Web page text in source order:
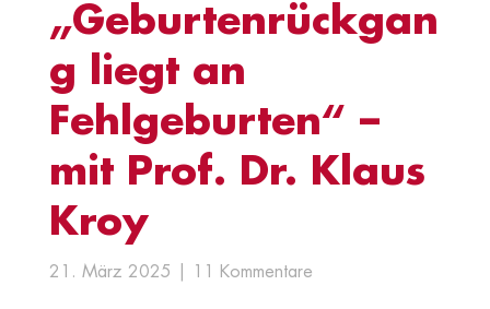
„Geburtenrückgan
g liegt an
Fehlgeburten“ –
mit Prof. Dr. Klaus
Kroy
21. März 2025 11 Kommentare